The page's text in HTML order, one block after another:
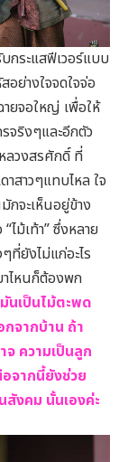
แสฟีเวอร์แบบ
ย่างใจจดใจจ่อ
ยจอใหญ่ เพื่อให้
จริงๆและอีกตัว
ลวงสรศักดิ์ ที่
าสาวๆแทบไหล ใจ
จะเห็นอยู่ข้าง
ม้เท้า” ซึ่งหลาย
ที่ยังไม่แก่อะไร
ไหนก็ต้องพก
นเป็นไม้ตะพด
จากบ้าน ถ้า
ความเป็นลูก
จากนี้ยังช่วย
งคม นั้นเองค่ะ